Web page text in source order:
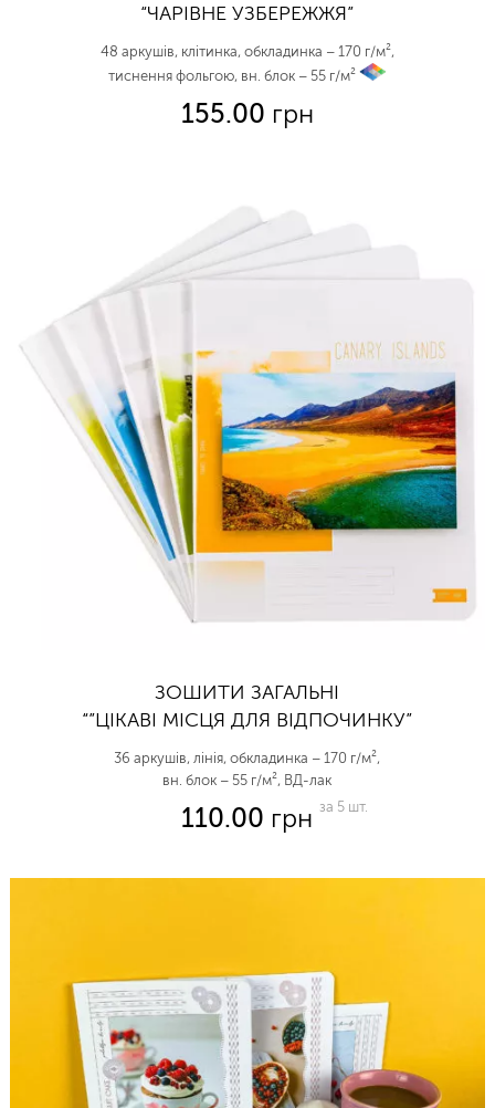
“ЧАРІВНЕ УЗБЕРЕЖЖЯ”
48 аркушів, клітинка, обкладинка – 170 г/м²,
тиснення фольгою, вн. блок – 55 г/м²
155.00 грн
ЗОШИТИ ЗАГАЛЬНІ
“”ЦІКАВІ МІСЦЯ ДЛЯ ВІДПОЧИНКУ”
36 аркушів, лінія, обкладинка – 170 г/м²,
вн. блок – 55 г/м², ВД-лак
110.00 грн за 5 шт.